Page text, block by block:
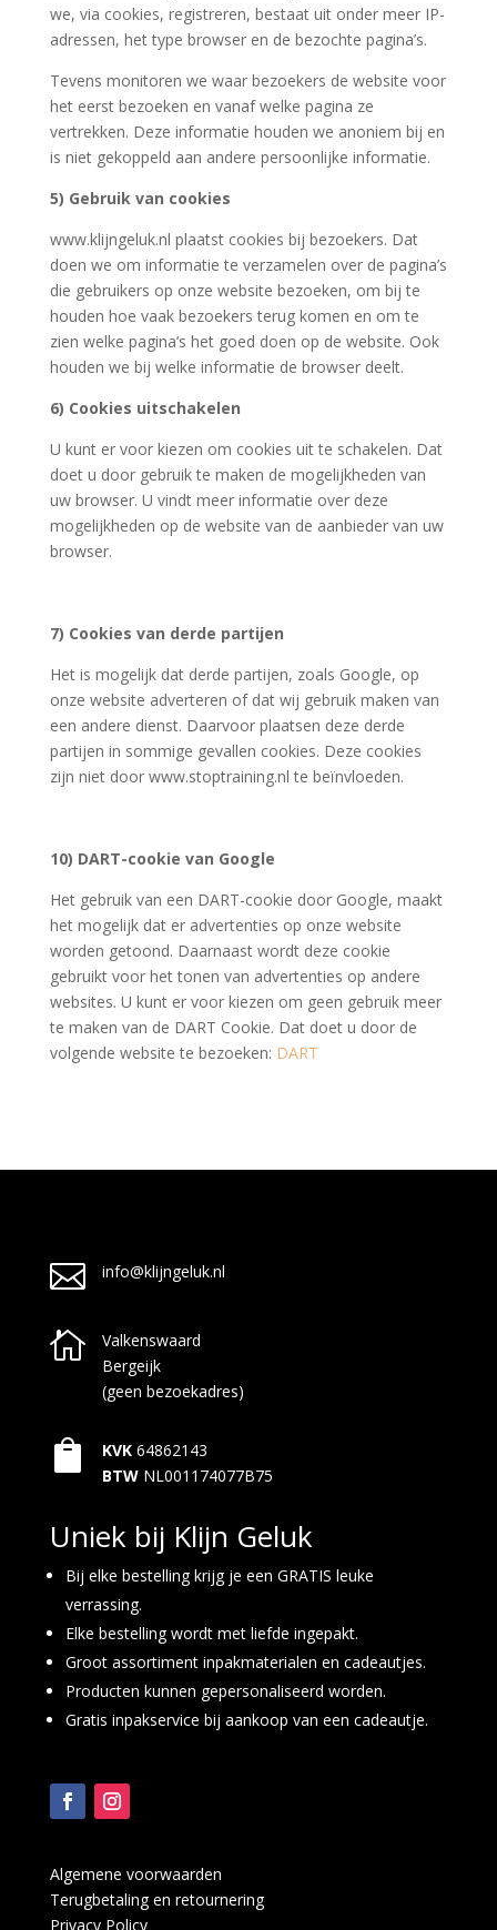
we, via cookies, registreren, bestaat uit onder meer IP-
adressen, het type browser en de bezochte pagina’s.
Tevens monitoren we waar bezoekers de website voor
het eerst bezoeken en vanaf welke pagina ze
vertrekken. Deze informatie houden we anoniem bij en
is niet gekoppeld aan andere persoonlijke informatie.
5) Gebruik van cookies
www.klijngeluk.nl plaatst cookies bij bezoekers. Dat
doen we om informatie te verzamelen over de pagina’s
die gebruikers op onze website bezoeken, om bij te
houden hoe vaak bezoekers terug komen en om te
zien welke pagina’s het goed doen op de website. Ook
houden we bij welke informatie de browser deelt.
6) Cookies uitschakelen
U kunt er voor kiezen om cookies uit te schakelen. Dat
doet u door gebruik te maken de mogelijkheden van
uw browser. U vindt meer informatie over deze
mogelijkheden op de website van de aanbieder van uw
browser.
7) Cookies van derde partijen
Het is mogelijk dat derde partijen, zoals Google, op
onze website adverteren of dat wij gebruik maken van
een andere dienst. Daarvoor plaatsen deze derde
partijen in sommige gevallen cookies. Deze cookies
zijn niet door www.stoptraining.nl te beïnvloeden.
10) DART-cookie van Google
Het gebruik van een DART-cookie door Google, maakt
het mogelijk dat er advertenties op onze website
worden getoond. Daarnaast wordt deze cookie
gebruikt voor het tonen van advertenties op andere
websites. U kunt er voor kiezen om geen gebruik meer
te maken van de DART Cookie. Dat doet u door de
volgende website te bezoeken: DART
 info@klijngeluk.nl

Valkenswaard
Bergeijk
(geen bezoekadres)
 KVK 64862143
BTW NL001174077B75
Uniek bij Klijn Geluk
Bij elke bestelling krijg je een GRATIS leuke
verrassing.
Elke bestelling wordt met liefde ingepakt.
Groot assortiment inpakmaterialen en cadeautjes.
Producten kunnen gepersonaliseerd worden.
Gratis inpakservice bij aankoop van een cadeautje.
Algemene voorwaarden
Terugbetaling en retournering
Privacy Policy